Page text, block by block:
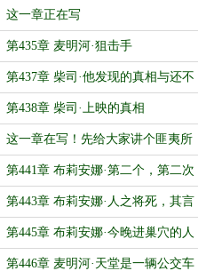
楼的人
这一章正在写
第435章 麦明河·狙击手
第437章 柴司·他发现的真相与还不
够好的运气
第438章 柴司·上映的真相
这一章在写！先给大家讲个匪夷所
思的故事
第441章 布莉安娜·第二个，第二次
第443章 布莉安娜·人之将死，其言
也……
第445章 布莉安娜·今晚进巢穴的人
第446章 麦明河·天堂是一辆公交车